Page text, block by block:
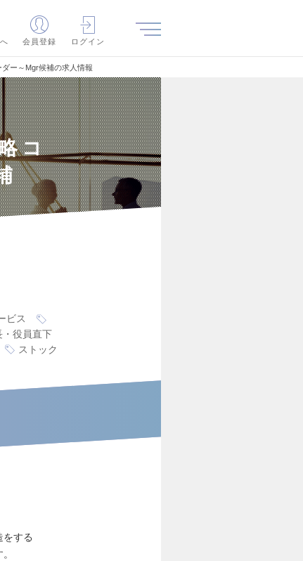
会員登録 ログイン
ー～Mgr候補の求人情報
コ
ビス
・役員直下
ストック
する